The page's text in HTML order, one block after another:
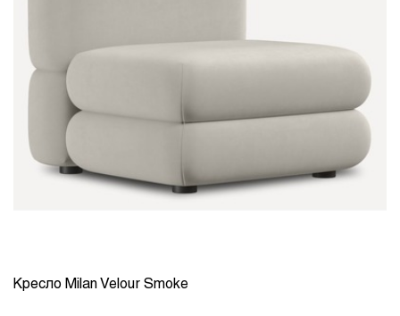
КОЛИЧЕСТВО 1
Кресло Milan Velour Smoke